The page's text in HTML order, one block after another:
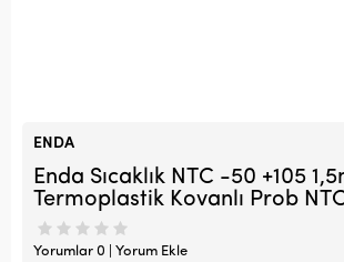
ENDA
Enda Sıcaklık NTC -50 +105
Termoplastik Kovanlı Prob
Yorumlar 0 | Yorum Ekle